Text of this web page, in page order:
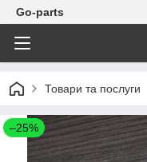
Go-parts
Товари та послуги
–25%